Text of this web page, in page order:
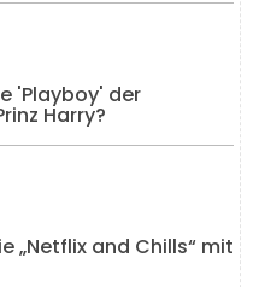
'Playboy' der
Harry?
„Netflix and Chills“ mit